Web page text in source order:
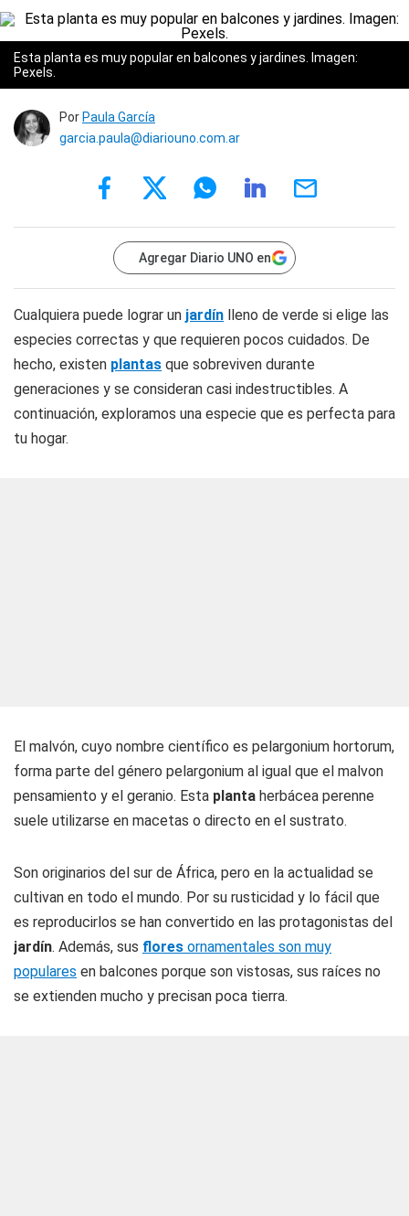
Esta planta es muy popular en balcones y jardines. Imagen:
Pexels.
Por Paula García
garcia.paula@diariouno.com.ar
Agregar Diario UNO en
Cualquiera puede lograr un jardín lleno de verde si elige las
especies correctas y que requieren pocos cuidados. De
hecho, existen plantas que sobreviven durante
generaciones y se consideran casi indestructibles. A
continuación, exploramos una especie que es perfecta para
tu hogar.
El malvón, cuyo nombre científico es pelargonium hortorum,
forma parte del género pelargonium al igual que el malvon
pensamiento y el geranio. Esta planta herbácea perenne
suele utilizarse en macetas o directo en el sustrato.
Son originarios del sur de África, pero en la actualidad se
cultivan en todo el mundo. Por su rusticidad y lo fácil que
es reproducirlos se han convertido en las protagonistas del
jardín. Además, sus flores ornamentales son muy
populares en balcones porque son vistosas, sus raíces no
se extienden mucho y precisan poca tierra.